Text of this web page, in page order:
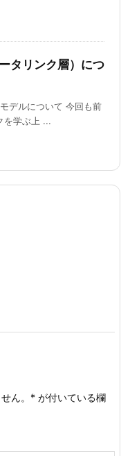
タリンク層）につ
デルについて 今回も前
を学ぶ上 ...
ん。 * が付いている欄